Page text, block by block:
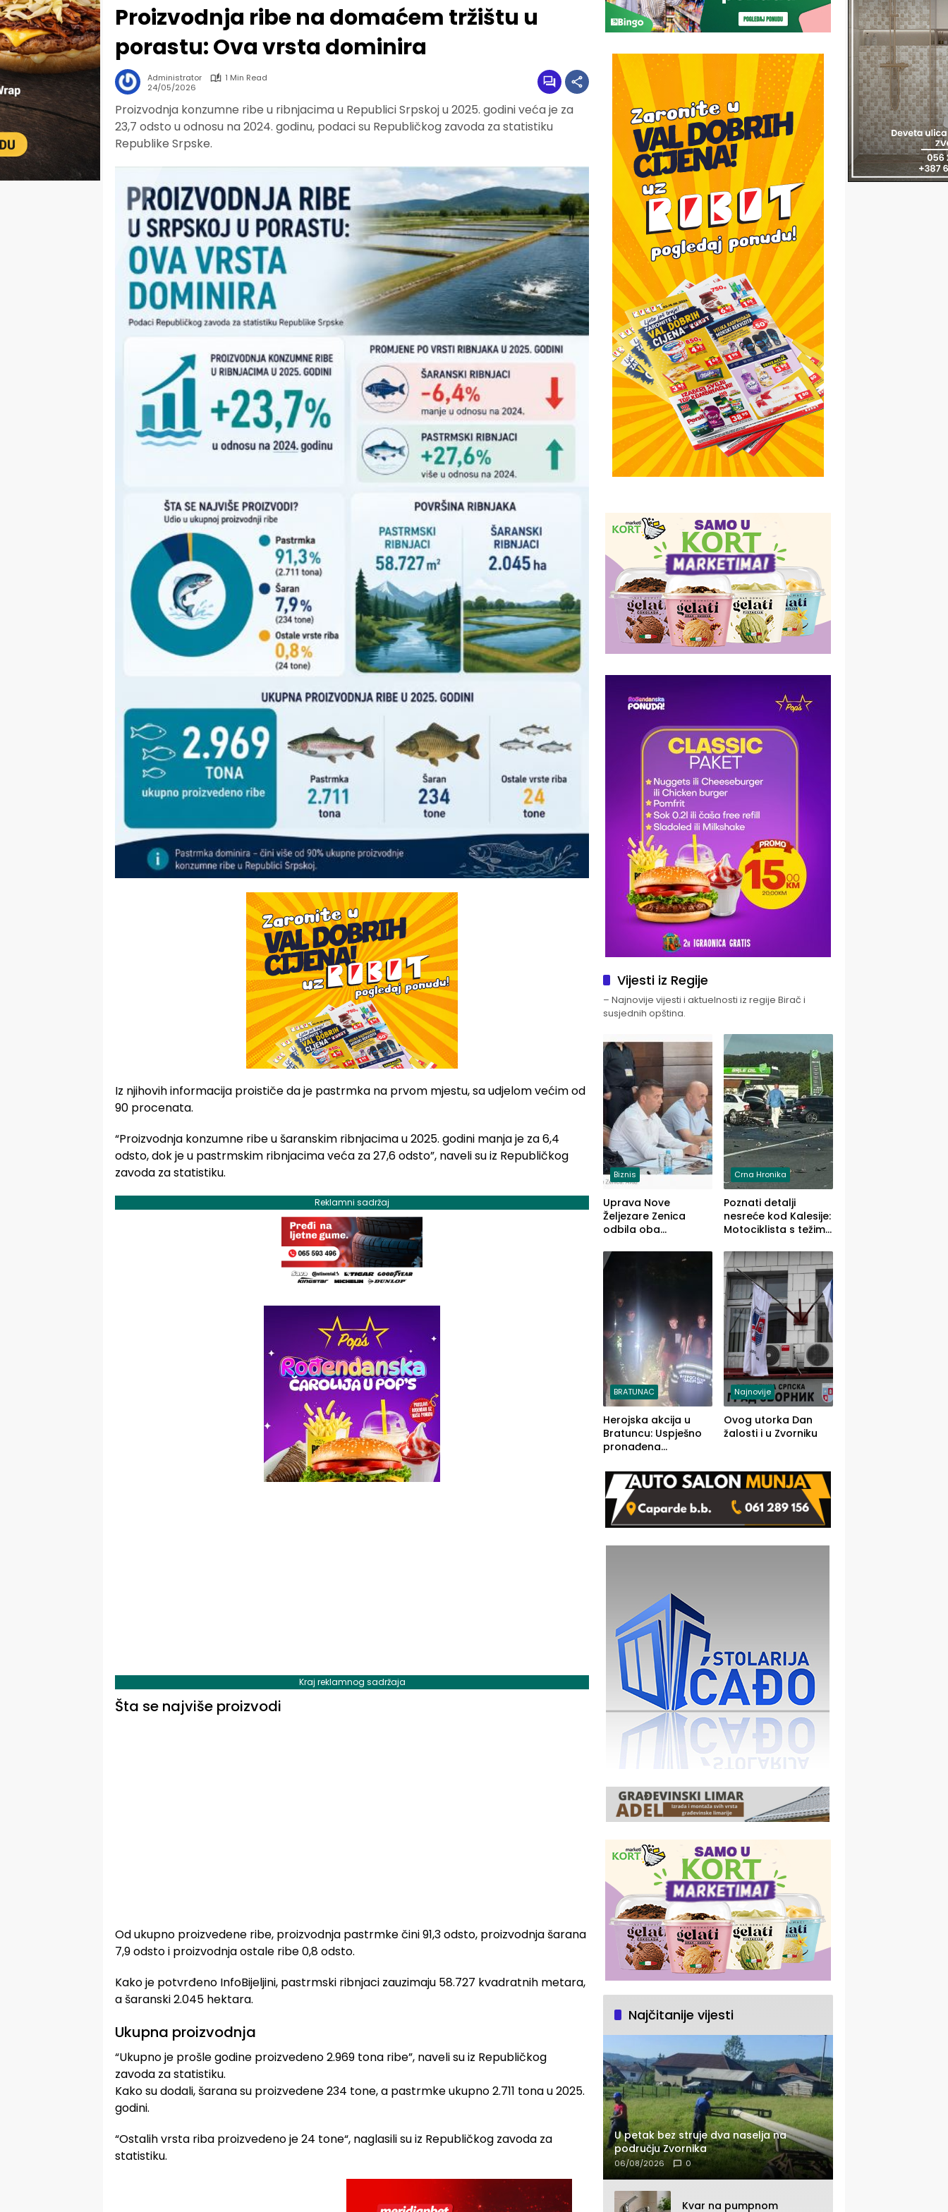
Proizvodnja ribe na domaćem tržištu u
porastu: Ova vrsta dominira
Administrator
1 Min Read
24/05/2026
Proizvodnja konzumne ribe u ribnjacima u Republici Srpskoj u 2025. godini veća je za
23,7 odsto u odnosu na 2024. godinu, podaci su Republičkog zavoda za statistiku
Republike Srpske.
Iz njihovih informacija proističe da je pastrmka na prvom mjestu, sa udjelom većim od
90 procenata.
“Proizvodnja konzumne ribe u šaranskim ribnjacima u 2025. godini manja je za 6,4
odsto, dok je u pastrmskim ribnjacima veća za 27,6 odsto”, naveli su iz Republičkog
zavoda za statistiku.
Reklamni sadržaj
Kraj reklamnog sadržaja
Šta se najviše proizvodi
Od ukupno proizvedene ribe, proizvodnja pastrmke čini 91,3 odsto, proizvodnja šarana
7,9 odsto i proizvodnja ostale ribe 0,8 odsto.
Kako je potvrđeno InfoBijeljini, pastrmski ribnjaci zauzimaju 58.727 kvadratnih metara,
a šaranski 2.045 hektara.
Ukupna proizvodnja
“Ukupno je prošle godine proizvedeno 2.969 tona ribe”, naveli su iz Republičkog
zavoda za statistiku.
Kako su dodali, šarana su proizvedene 234 tone, a pastrmke ukupno 2.711 tona u 2025.
godini.
“Ostalih vrsta riba proizvedeno je 24 tone“, naglasili su iz Republičkog zavoda za
statistiku.
Vijesti iz Regije
– Najnovije vijesti i aktuelnosti iz regije Birač i
susjednih opština.
Biznis
Uprava Nove
Željezare Zenica
odbila oba
FBiH: Ustrajni da je
stečaj jedino rješenje
Crna Hronika
Poznati detalji
nesreće kod Kalesije:
Motociklista s težim,
lakšim povredama
BRATUNAC
Herojska akcija u
Bratuncu: Uspješno
pronađena
a Ivanka Lazić,
rodom iz Kravice.
Najnovije
Ovog utorka Dan
žalosti i u Zvorniku
Najčitanije vijesti
U petak bez struje dva naselja na
području Zvornika
06/08/2026 0
Kvar na pumpnom